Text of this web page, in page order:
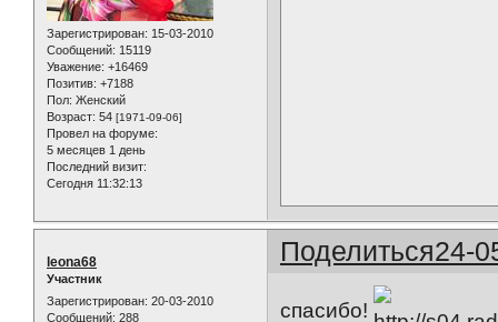
Зарегистрирован: 15-03-2010
Сообщений: 15119
Уважение: +16469
Позитив: +7188
Пол: Женский
Возраст: 54 [1971-09-06]
Провел на форуме:
5 месяцев 1 день
Последний визит:
Сегодня 11:32:13
Поделиться24-
leona68
Участник
Зарегистрирован: 20-03-2010
Сообщений: 288
спасибо!